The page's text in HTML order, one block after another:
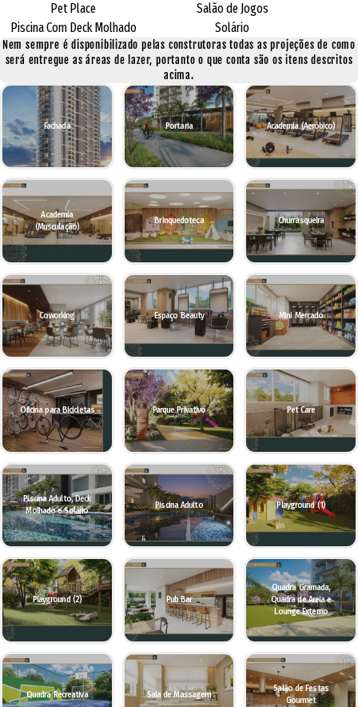
Pet Place
Piscina Com Deck Molhado
Salão de Jogos
Solário
Nem sempre é disponibilizado pelas construtoras todas as projeções de como
será entregue as áreas de lazer, portanto o que conta são os itens descritos
acima.
Fachada Portaria Academia (Aeróbico)
Academia
(Musculação)
Brinquedoteca Churrasqueira
Coworking Espaço Beauty Mini Mercado
Oficina para Bicicletas Parque Privativo Pet Care
Piscina Adulto, Deck
Molhado e Solário
Piscina Adulto Playground (1)
Playground (2) Pub Bar
Quadra Gramada,
Quadra de Areia e
Lounge Externo
Quadra Recreativa Sala de Massagem
Salão de Festas
Gourmet